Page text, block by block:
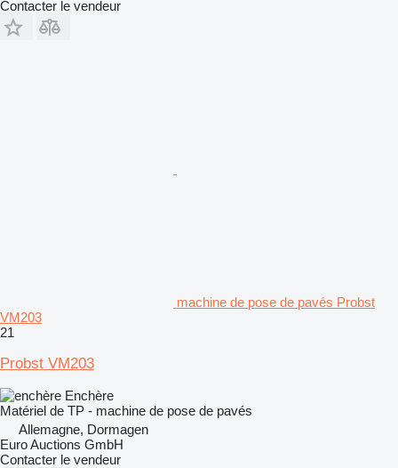
Contacter le vendeur
machine de pose de pavés Probst
VM203
21
Probst VM203
Enchère
Matériel de TP - machine de pose de pavés
Allemagne, Dormagen
Euro Auctions GmbH
Contacter le vendeur